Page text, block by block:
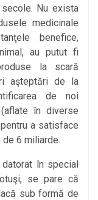
Nu exista
medicinale
benefice,
au putut fi
la scară
aşteptări de la
de noi
în diverse
a satisface
6 miliarde.
în special
se pare că
sub formă de